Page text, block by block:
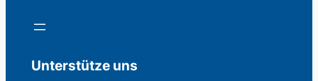
Unterstütze uns